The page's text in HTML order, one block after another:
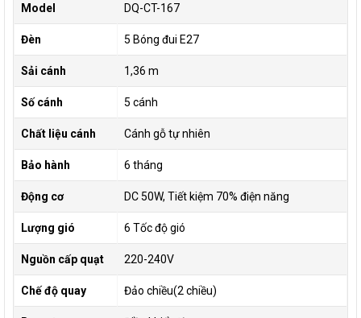
Model DQ-CT-167
Đèn 5 Bóng đui E27
Sải cánh 1,36 m
Số cánh 5 cánh
Chất liệu cánh Cánh gỗ tự nhiên
Bảo hành 6 tháng
Động cơ DC 50W, Tiết kiệm 70% điện năng
Lượng gió 6 Tốc độ gió
Nguồn cấp quạt 220-240V
Chế độ quay Đảo chiều(2 chiều)